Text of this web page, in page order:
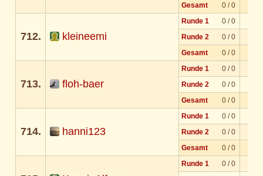
Gesamt
0 / 0
712. kleineemi
Runde 1
0 / 0
Runde 2
0 / 0
Gesamt
0 / 0
713. floh-baer
Runde 1
0 / 0
Runde 2
0 / 0
Gesamt
0 / 0
714. hanni123
Runde 1
0 / 0
Runde 2
0 / 0
Gesamt
0 / 0
Runde 1
0 / 0